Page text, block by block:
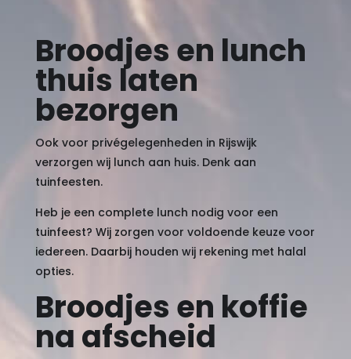
Broodjes en lunch
thuis laten
bezorgen
Ook voor privégelegenheden in Rijswijk
verzorgen wij lunch aan huis. Denk aan
tuinfeesten.
Heb je een complete lunch nodig voor een
tuinfeest? Wij zorgen voor voldoende keuze voor
iedereen. Daarbij houden wij rekening met halal
opties.
Broodjes en koffie
na afscheid